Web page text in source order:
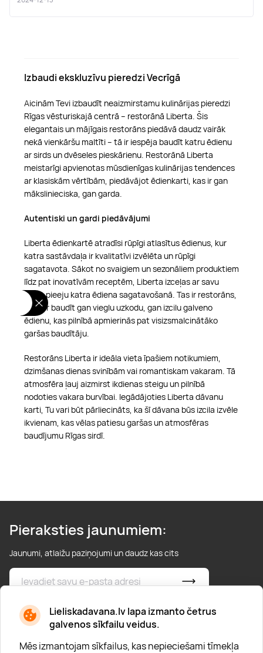
Lieliskadavana.lv lapa izmanto četrus
galvenos sīkfailu veidus.
Mēs izmantojam sīkfailus, kas nepieciešami tīmekļa
Izbaudi ekskluzīvu pieredzi Vecrīgā
Aicinām Tevi izbaudīt neaizmirstamu kulinārijas pieredzi
Rīgas vēsturiskajā centrā – restorānā Liberta. Šis
elegantais un mājīgais restorāns piedāvā daudz vairāk
nekā vienkāršu maltīti – tā ir iespēja baudīt katru ēdienu
ar sirds un dvēseles pieskārienu. Restorānā Liberta
meistarīgi apvienotas mūsdienīgas kulinārijas tendences
ar klasiskām vērtībām, piedāvājot ēdienkarti, kas ir gan
mākslinieciska, gan garda.
Autentiski un gardi piedāvājumi
Liberta ēdienkartē atradīsi rūpīgi atlasītus ēdienus, kur
katra sastāvdaļa ir kvalitatīvi izvēlēta un rūpīgi
sagatavota. Sākot no svaigiem un sezonāliem produktiem
līdz pat inovatīvām receptēm, Liberta izceļas ar savu
īpašo pieeju katra ēdiena sagatavošanā. Tas ir restorāns,
kur var baudīt gan vieglu uzkodu, gan izcilu galveno
ēdienu, kas pilnībā apmierinās pat visizsmalcinātāko
garšas baudītāju.
Restorāns Liberta ir ideāla vieta īpašiem notikumiem,
dzimšanas dienas svinībām vai romantiskam vakaram. Tā
atmosfēra ļauj aizmirst ikdienas steigu un pilnībā
nodoties vakara burvībai. Iegādājoties Liberta dāvanu
karti, Tu vari būt pārliecināts, ka šī dāvana būs izcila izvēle
ikvienam, kas vēlas patiesu garšas un atmosfēras
baudījumu Rīgas sirdī.
Pieraksties jaunumiem:
Jaunumi, atlaižu paziņojumi un daudz kas cits
* Esmu iepazinies/usies ar privātuma politiku